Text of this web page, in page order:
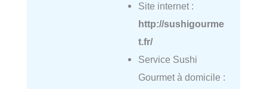
Site internet :
http://sushigourme
t.fr/
Service Sushi
Gourmet à domicile :